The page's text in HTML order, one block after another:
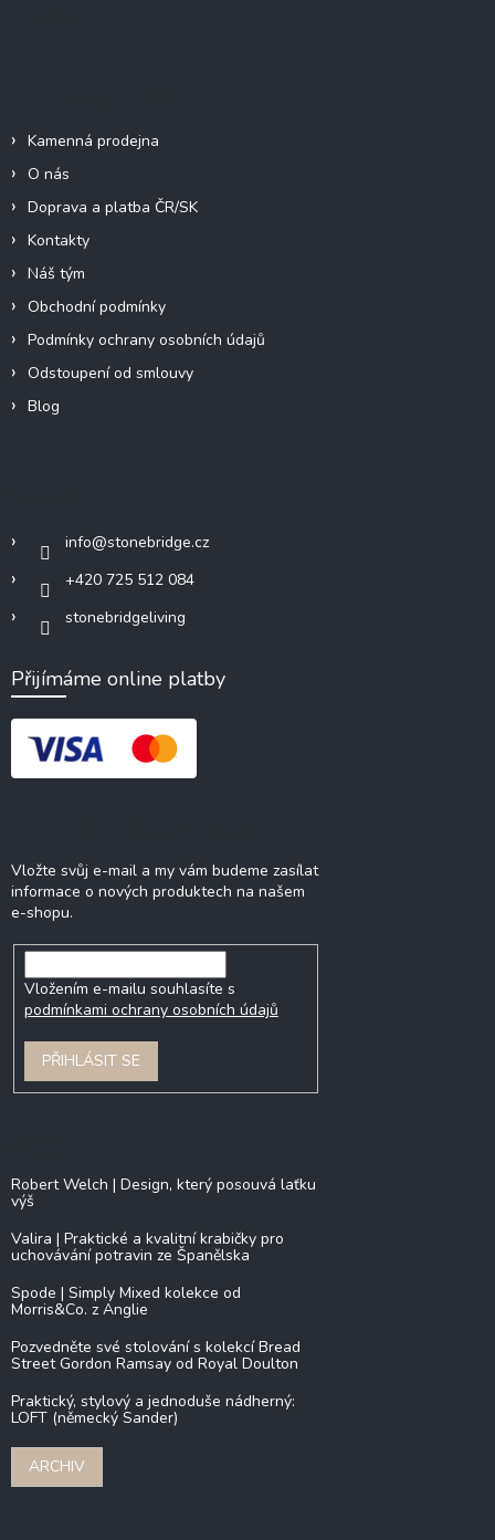
Kamenná prodejna
O nás
Doprava a platba ČR/SK
Kontakty
Náš tým
Obchodní podmínky
Podmínky ochrany osobních údajů
Odstoupení od smlouvy
Blog
info@stonebridge.cz
+420 725 512 084
stonebridgeliving
Přijímáme online platby
Vložte svůj e-mail a my vám budeme zasílat
informace o nových produktech na našem
e-shopu.
Vložením e-mailu souhlasíte s
podmínkami ochrany osobních údajů
PŘIHLÁSIT SE
Robert Welch | Design, který posouvá laťku
výš
Valira | Praktické a kvalitní krabičky pro
uchovávání potravin ze Španělska
Spode | Simply Mixed kolekce od
Morris&Co. z Anglie
Pozvedněte své stolování s kolekcí Bread
Street Gordon Ramsay od Royal Doulton
Praktický, stylový a jednoduše nádherný:
LOFT (německý Sander)
ARCHIV